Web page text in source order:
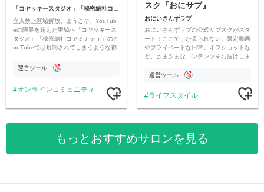
「コヤッキースタジオ」「秘密結社コヤミナティ」
立入禁止区域解放。ようこそ、YouTub
eの限界を超えた聖域へ「コヤッキース
タジオ」「秘密結社コヤミナティ」のY
ouTubeでは規制されてしまうような都
公開。
運営ツール
オンラインコミュニティ
スク『おにサブ』
おにいさんずラブ
おにいさんずラブの公式サブスクがスタ
ート！ここでしか見られない、限定動画
やプライベートな日常、オフショットな
ど、さまざまなコンテンツをお届けしま
運営ツール
ライフスタイル
もっとおすすめサロンを見る